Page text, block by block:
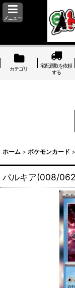
メニュー
カテゴリ
宅配買取を依頼
する
ホーム > ポケモンカード >
パルキア(008/